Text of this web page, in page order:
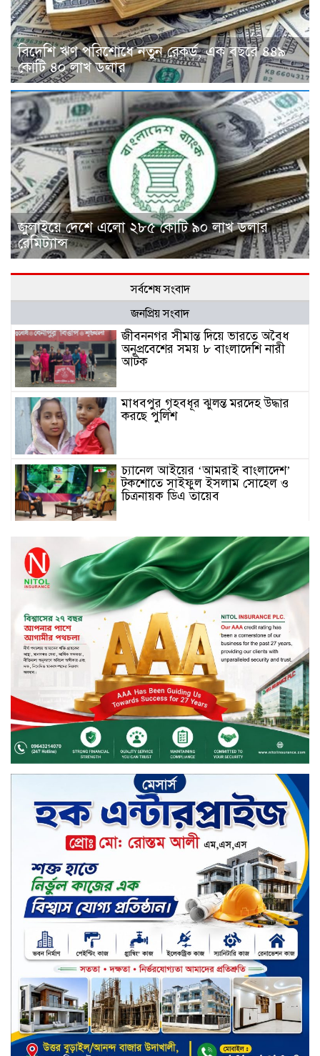
বিদেশি ঋণ পরিশোধে নতুন রেকর্ড, এক বছরে ৪৪৯
কোটি ৪০ লাখ ডলার
জুলাইয়ে দেশে এলো ২৮৫ কোটি ৯০ লাখ ডলার
রেমিট্যান্স
সর্বশেষ সংবাদ
জনপ্রিয় সংবাদ
জীবননগর সীমান্ত দিয়ে ভারতে অবৈধ
অনুপ্রবেশের সময় ৮ বাংলাদেশি নারী
আটক
মাধবপুর গৃহবধূর ঝুলন্ত মরদেহ উদ্ধার
করছে পুলিশ
চ্যানেল আইয়ের ‘আমরাই বাংলাদেশ’
টকশোতে সাইফুল ইসলাম সোহেল ও
চিত্রনায়ক ডিএ তায়েব
টাঙ্গাইলে নিহত বাস মালিকদের
পরিবারকে অনুদান ও সম্মাননা প্রদান
টাঙ্গাইলে ভাষা কর্মশালা ও পুরষ্কার
বিতরণ
সড়ক নিরাপত্তায় বিশেষ অবদান রাখায়
নিসচা বিশেষ সম্মাননা পেলেন লায়ন গনি
মিয়া বাবুল
মার্কেন্টাইল ব্যাংকের নির্বাহী কমিটির
চেয়ারম্যান হলেন আনোয়ারুল হক
সপ্তাহের শেষ কার্যদিবসে লেনদেনের
তালিকায় শীর্ষে উঠে এসেছে শার্প
ইন্ডাস্ট্রিজ
সপ্তাহের শেষ কার্যদিবসে দরপতনের
শীর্ষে সেনা ইন্স্যুরেন্স
সপ্তাহের শেষ কার্যদিবসে দরবৃদ্ধির শীর্ষে
নিটল ইন্স্যুরেন্স
সিলেটের ওসমানীনগরে দুই বাসের
মুখোমুখি সংঘর্ষে ৮ জন নিহত